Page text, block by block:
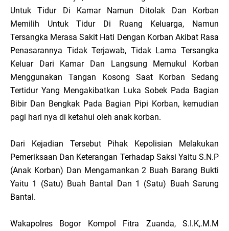
Untuk Tidur Di Kamar Namun Ditolak Dan Korban
Memilih Untuk Tidur Di Ruang Keluarga, Namun
Tersangka Merasa Sakit Hati Dengan Korban Akibat Rasa
Penasarannya Tidak Terjawab, Tidak Lama Tersangka
Keluar Dari Kamar Dan Langsung Memukul Korban
Menggunakan Tangan Kosong Saat Korban Sedang
Tertidur Yang Mengakibatkan Luka Sobek Pada Bagian
Bibir Dan Bengkak Pada Bagian Pipi Korban, kemudian
pagi hari nya di ketahui oleh anak korban.
Dari Kejadian Tersebut Pihak Kepolisian Melakukan
Pemeriksaan Dan Keterangan Terhadap Saksi Yaitu S.N.P
(Anak Korban) Dan Mengamankan 2 Buah Barang Bukti
Yaitu 1 (Satu) Buah Bantal Dan 1 (Satu) Buah Sarung
Bantal.
Wakapolres Bogor Kompol Fitra Zuanda, S.I.K,.M.M